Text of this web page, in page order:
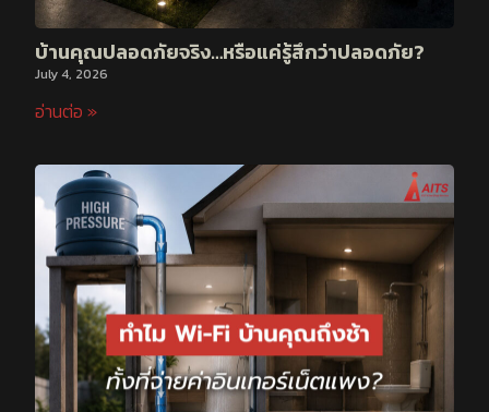
บ้านคุณปลอดภัยจริง…หรือแค่รู้สึกว่าปลอดภัย?
July 4, 2026
อ่านต่อ »